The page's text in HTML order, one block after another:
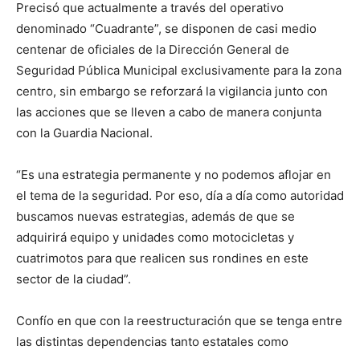
Precisó que actualmente a través del operativo
denominado “Cuadrante”, se disponen de casi medio
centenar de oficiales de la Dirección General de
Seguridad Pública Municipal exclusivamente para la zona
centro, sin embargo se reforzará la vigilancia junto con
las acciones que se lleven a cabo de manera conjunta
con la Guardia Nacional.
“Es una estrategia permanente y no podemos aflojar en
el tema de la seguridad. Por eso, día a día como autoridad
buscamos nuevas estrategias, además de que se
adquirirá equipo y unidades como motocicletas y
cuatrimotos para que realicen sus rondines en este
sector de la ciudad”.
Confío en que con la reestructuración que se tenga entre
las distintas dependencias tanto estatales como